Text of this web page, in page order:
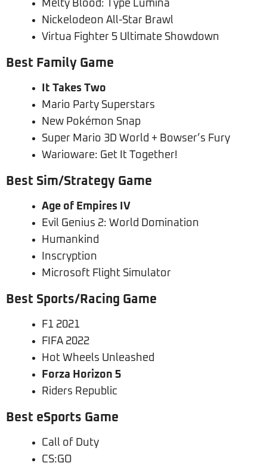
Melty Blood: Type Lumina
Nickelodeon All-Star Brawl
Virtua Fighter 5 Ultimate Showdown
Best Family Game
It Takes Two
Mario Party Superstars
New Pokémon Snap
Super Mario 3D World + Bowser’s Fury
Warioware: Get It Together!
Best Sim/Strategy Game
Age of Empires IV
Evil Genius 2: World Domination
Humankind
Inscryption
Microsoft Flight Simulator
Best Sports/Racing Game
F1 2021
FIFA 2022
Hot Wheels Unleashed
Forza Horizon 5
Riders Republic
Best eSports Game
Call of Duty
CS:GO